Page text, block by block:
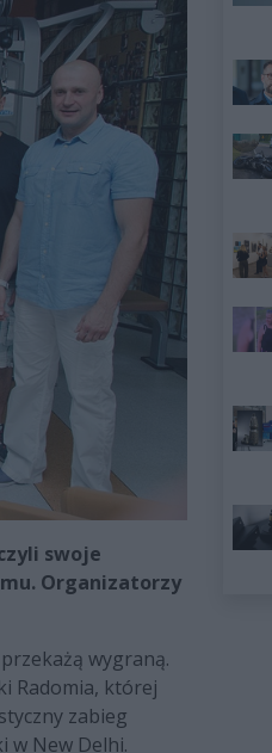
swoje
Organizatorzy
wygraną.
Radomia, której
zabieg
w New Delhi.